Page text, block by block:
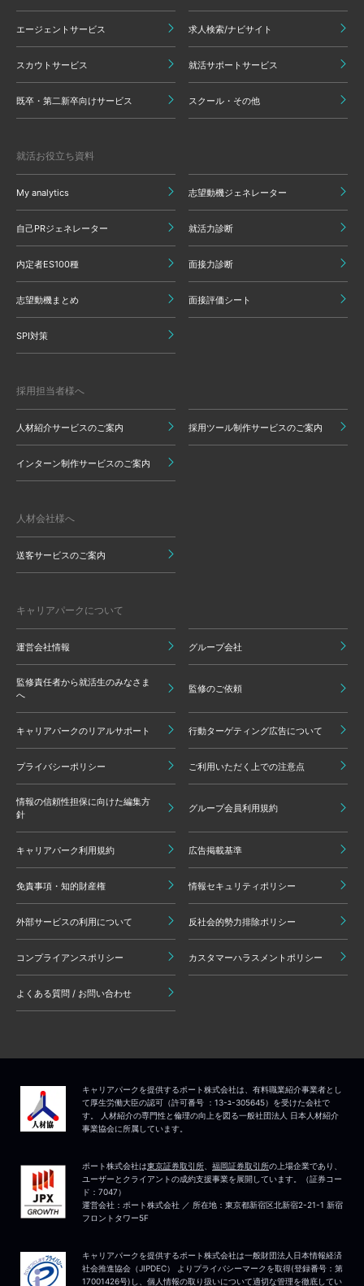
エージェントサービス 求人検索/ナビサイト
スカウトサービス 就活サポートサービス
既卒・第二新卒向けサービス スクール・その他
就活お役立ち資料
My analytics 志望動機ジェネレーター
自己PRジェネレーター 就活力診断
内定者ES100種 面接力診断
志望動機まとめ 面接評価シート
SPI対策
採用担当者様へ
人材紹介サービスのご案内 採用ツール制作サービスのご案内
インターン制作サービスのご案内
人材会社様へ
送客サービスのご案内
キャリアパークについて
運営会社情報 グループ会社
監修責任者から就活生のみなさま
へ
監修のご依頼
キャリアパークのリアルサポート 行動ターゲティング広告について
プライバシーポリシー ご利用いただく上での注意点
情報の信頼性担保に向けた編集方
針
グループ会員利用規約
キャリアパーク利用規約 広告掲載基準
免責事項・知的財産権 情報セキュリティポリシー
外部サービスの利用について 反社会的勢力排除ポリシー
コンプライアンスポリシー カスタマーハラスメントポリシー
よくある質問 / お問い合わせ